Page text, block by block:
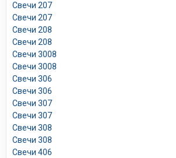
Свечи 207
Свечи 207
Свечи 208
Свечи 208
Свечи 3008
Свечи 3008
Свечи 306
Свечи 306
Свечи 307
Свечи 307
Свечи 308
Свечи 308
Свечи 406